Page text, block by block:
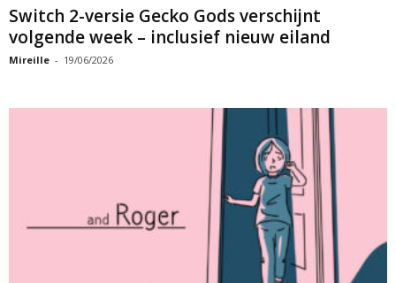
Switch 2-versie Gecko Gods verschijnt
volgende week – inclusief nieuw eiland
Mireille - 19/06/2026